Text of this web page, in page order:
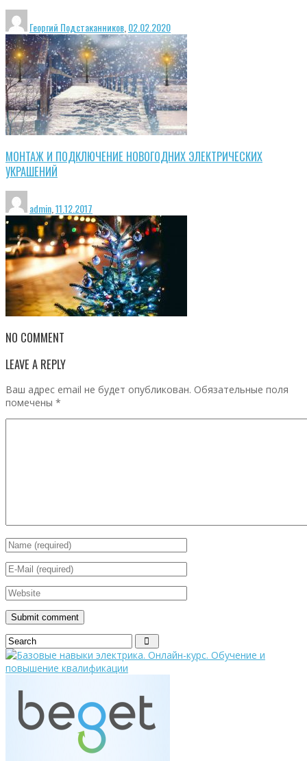
Георгий Подстаканников 02.02.2020
МОНТАЖ И ПОДКЛЮЧЕНИЕ НОВОГОДНИХ ЭЛЕКТРИЧЕСКИХ
УКРАШЕНИЙ
admin 11.12.2017
NO COMMENT
LEAVE A REPLY
Ваш адрес email не будет опубликован. Обязательные поля
помечены *